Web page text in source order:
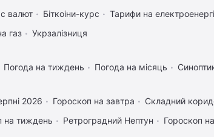
валют Біткоіни-курс
Тарифи на
газ Укрзалізниця
Погода на тиждень Погода на місяць
2026 Гороскоп на завтра
Складний
на тиждень Ретроградний Нептун Гороскоп